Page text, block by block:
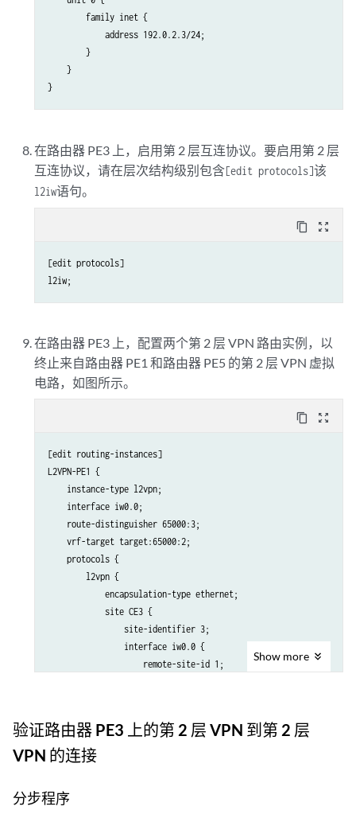
        family inet {
            address 192.0.2.3/24;
        }
    }
在路由器 PE3 上，启用第 2 层互连协议。要启用第 2 层
互连协议，请在层次结构级别包含[edit protocols]该
l2iw语句。
content_copy zoom_out_map
[edit protocols]
在路由器 PE3 上，配置两个第 2 层 VPN 路由实例，以
终止来自路由器 PE1 和路由器 PE5 的第 2 层 VPN 虚拟
电路，如图所示。
content_copy zoom_out_map
[edit routing-instances]
L2VPN-PE1 {
    instance-type l2vpn;
    interface iw0.0;
    route-distinguisher 65000:3;
    vrf-target target:65000:2;
    protocols {
        l2vpn {
            encapsulation-type ethernet;
            site CE3 {
                site-identifier 3;
                interface iw0.0 {
                    remote-site-id 1;
    }
}
    interface iw0.1;
Show more
验证路由器 PE3 上的第 2 层 VPN 到第 2 层
VPN 的连接
分步程序